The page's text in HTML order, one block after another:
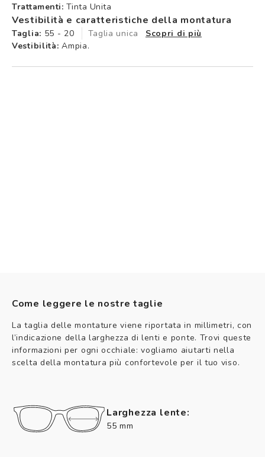
Trattamenti: Tinta Unita
Vestibilità e caratteristiche della montatura
Taglia: 55 - 20 Taglia unica
Scopri di più
Vestibilità: Ampia.
Come leggere le nostre taglie
La taglia delle montature viene riportata in millimetri, con
l’indicazione della larghezza di lenti e ponte. Trovi queste
informazioni per ogni occhiale: vogliamo aiutarti nella
scelta della montatura più confortevole per il tuo viso.
Larghezza lente:
55 mm